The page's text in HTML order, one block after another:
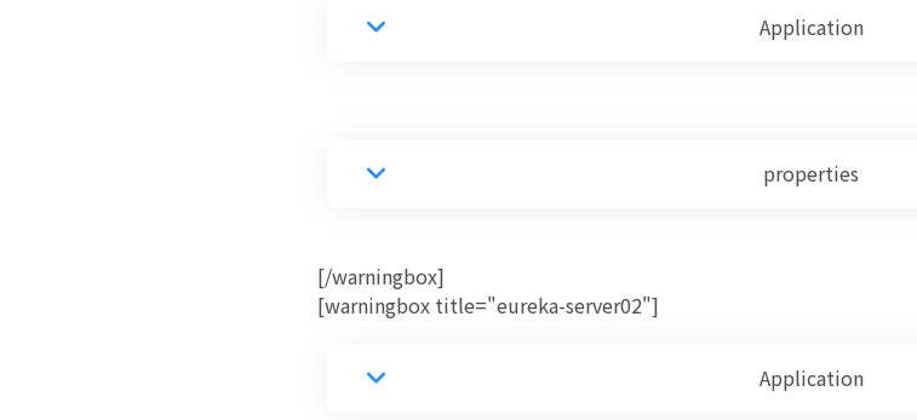
Application
properties
[/warningbox]
[warningbox title="eureka-server02"]
Application